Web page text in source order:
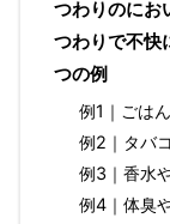
つわりのにお
つわりで不快
つの例
例1｜ごは
例2｜タバ
例3｜香水
例4｜体臭